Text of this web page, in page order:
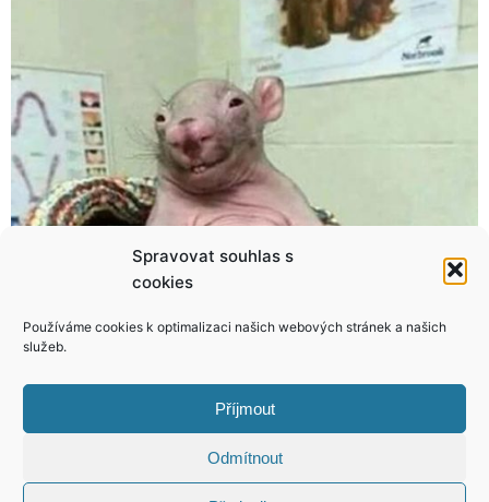
Spravovat souhlas s
cookies
Používáme cookies k optimalizaci našich webových stránek a našich
služeb.
Příjmout
Odmítnout
KONTAKT